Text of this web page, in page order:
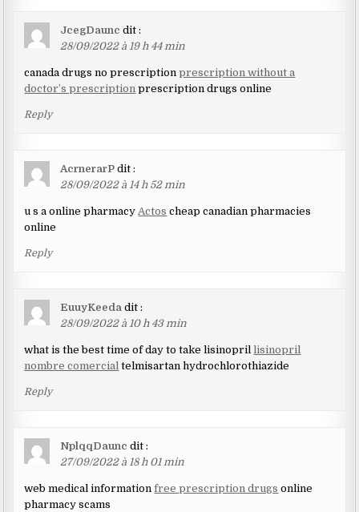
JcegDaunc dit :
28/09/2022 à 19 h 44 min
canada drugs no prescriptionprescription without a
doctor’s prescription prescription drugs online
Reply
AcrnerarP dit :
28/09/2022 à 14 h 52 min
u s a online pharmacyActos cheap canadian pharmacies
online
Reply
EuuyKeeda dit :
28/09/2022 à 10 h 43 min
what is the best time of day to take lisinopril lisinopril
nombre comercial telmisartan hydrochlorothiazide
Reply
NplqqDaunc dit :
27/09/2022 à 18 h 01 min
web medical informationfree prescription drugs online
pharmacy scams